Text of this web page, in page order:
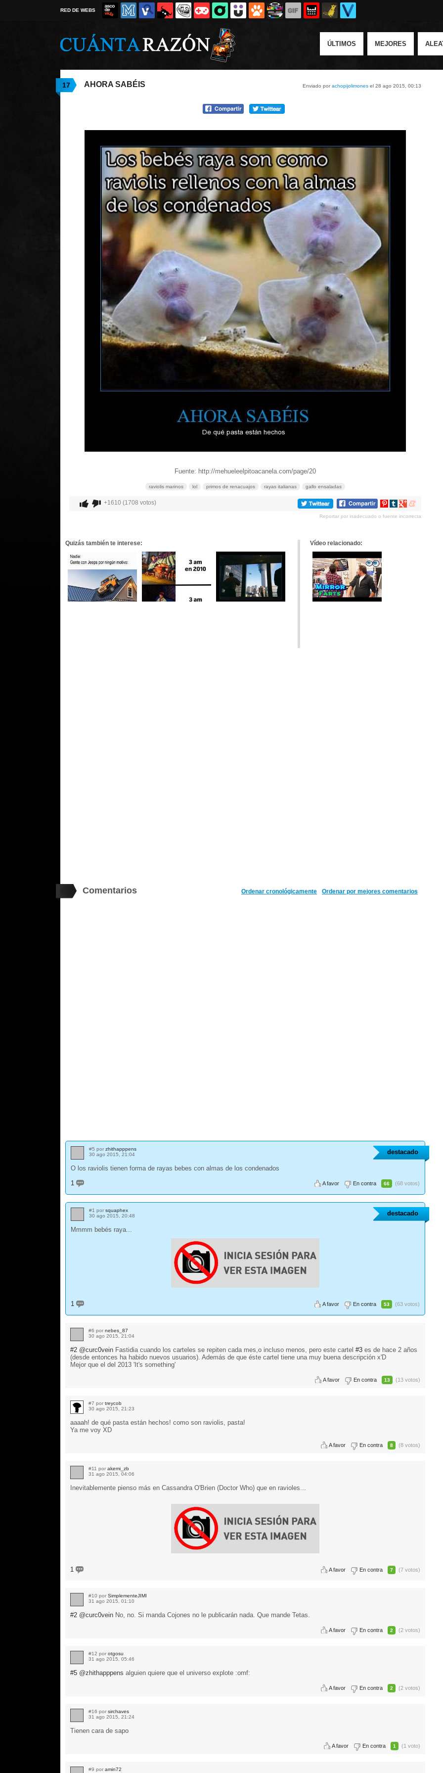
RED DE WEBS
ÚLTIMOS MEJORES
17 Enviado porachopijolimones el 28 ago 2015, 00:13
AHORA SABÉIS
Fuente: http://mehueleelpitoacanela.com/page/20
raviolis marinos lol primos de renacuajos rayas italianas gallo ensaladas
+1610 (1708 votos)
Compartir
Pinterest
Compartir
tumblr
Compartir
Google+
Compartir
meneame
Reportar por inadecuado o fuente incorrecta
Quizás también te interese: Vídeo relacionado:
Comentarios Ordenar por mejores comentarios
Ordenar cronológicamente
destacado
#5 por zhithapppens
30 ago 2015, 21:04
O los raviolis tienen forma de rayas bebes con almas de los condenados
1
A favor En contra 66 (68 votos)
destacado
#1 por squaphex
30 ago 2015, 20:48
Mmmm bebés raya...
1 A favor En contra 53 (63 votos)
#6 por nebes_87
30 ago 2015, 21:04
#2 @curc0vein Fastidia cuando los carteles se repiten cada mes,o incluso menos, pero este cartel #3 es de hace 2 años
(desde entonces ha habido nuevos usuarios). Además de que éste cartel tiene una muy buena descripción x'D
Mejor que el del 2013 'It's something'
A favor En contra 13 (13 votos)
#7 por treycob
30 ago 2015, 21:23
aaaah! de qué pasta están hechos! como son raviolis, pasta!
Ya me voy XD
A favor En contra 8 (8 votos)
#11 por akemi_zb
31 ago 2015, 04:06
Inevitablemente pienso más en Cassandra O'Brien (Doctor Who) que en ravioles...
1 A favor En contra 7 (7 votos)
#10 por SimplementeJIMI
31 ago 2015, 01:10
#2 @curc0vein No, no. Si manda Cojones no le publicarán nada. Que mande Tetas.
A favor En contra 2 (2 votos)
#12 por otgosu
31 ago 2015, 05:46
#5 @zhithapppens alguien quiere que el universo explote :omf:
A favor En contra 2 (2 votos)
#16 por sirchaves
31 ago 2015, 21:24
Tienen cara de sapo
A favor En contra 1 (1 voto)
#9 por amin72